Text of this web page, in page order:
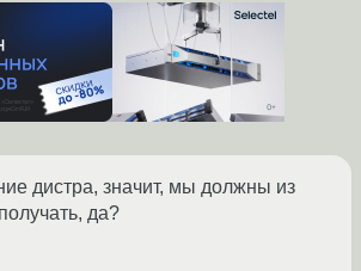
дистра, значит, мы должны из
да?